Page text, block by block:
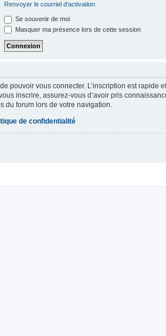
Renvoyer le courriel d’activation
Se souvenir de moi
Masquer ma présence lors de cette session
pouvoir vous connecter. L’inscription est
inscrire, assurez-vous d’avoir pris
du forum lors de votre navigation.
de confidentialité